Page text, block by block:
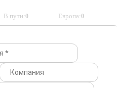
В пути:0 Европа:0